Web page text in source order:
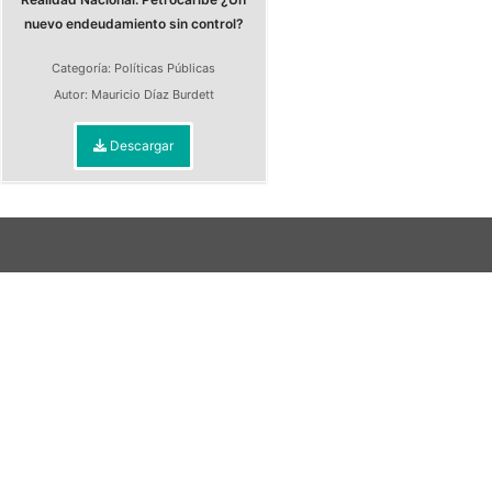
nuevo endeudamiento sin control?
Categoría: Políticas Públicas
Autor: Mauricio Díaz Burdett
Descargar